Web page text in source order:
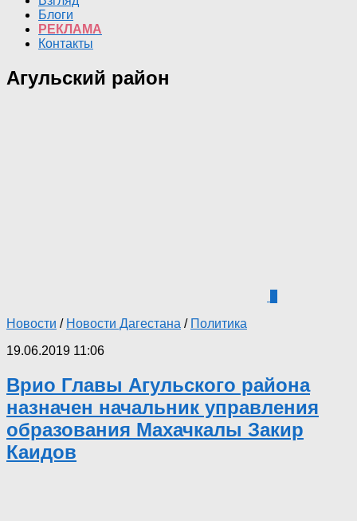
Блоги
РЕКЛАМА
Контакты
Агульский район
Новости / Новости Дагестана / Политика
19.06.2019 11:06
Врио Главы Агульского района
назначен начальник управления
образования Махачкалы Закир
Каидов